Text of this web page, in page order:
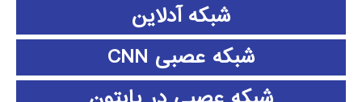
شبکه آدلاین
شبکه عصبی CNN